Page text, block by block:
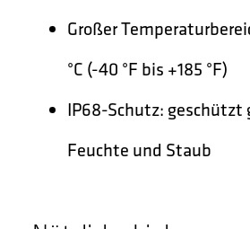
Großer
°C (-40 °F bis +185 °F)
IP68-Schutz: geschützt
Feuchte und Staub